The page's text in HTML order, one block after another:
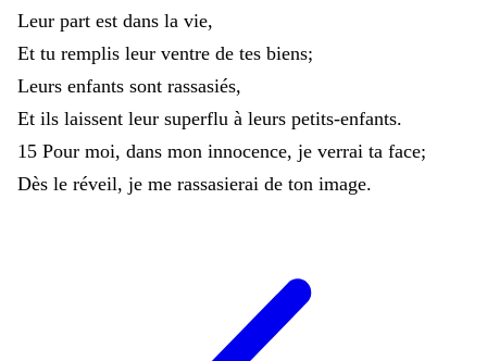
Leur part est dans la vie,
Et tu remplis leur ventre de tes biens;
Leurs enfants sont rassasiés,
Et ils laissent leur superflu à leurs petits-enfants.
15 Pour moi, dans mon innocence, je verrai ta face;
Dès le réveil, je me rassasierai de ton image.